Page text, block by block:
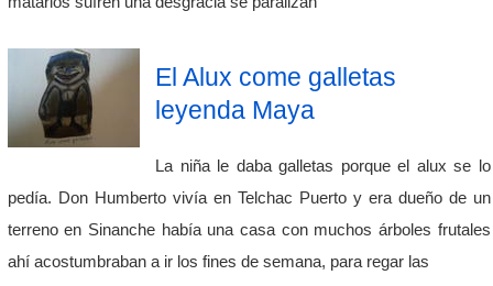
El Alux come galletas
leyenda Maya
La niña le daba galletas porque el alux se lo
pedía. Don Humberto vivía en Telchac Puerto y era dueño de un
terreno en Sinanche había una casa con muchos árboles frutales
ahí acostumbraban a ir los fines de semana, para regar las